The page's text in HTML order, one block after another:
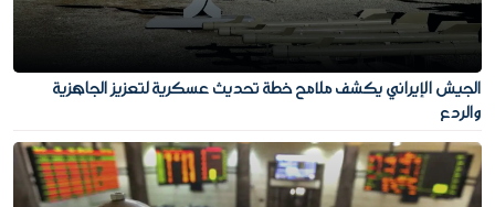
الجيش الإيراني يكشف ملامح خطة تحديث عسكرية لتعزيز الجاهزية
والردع